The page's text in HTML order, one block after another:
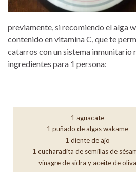
previamente, si recomiendo el alga
contenido en vitamina C, que te
catarros con un sistema inmunitario
ingredientes para 1 persona:
1 aguacate
1 puñado de algas wakame
1 diente de ajo
1 cucharadita de semillas de
vinagre de sidra y aceite de oliva